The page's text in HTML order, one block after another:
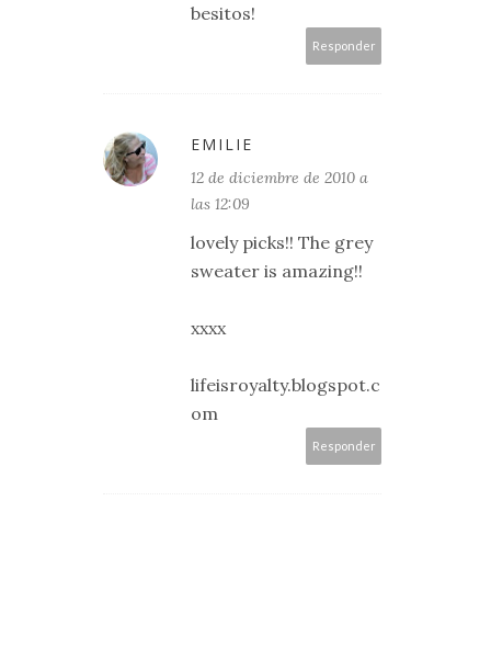
besitos!
Responder
EMILIE
12 de diciembre de 2010 a
las 12:09
lovely picks!! The grey
sweater is amazing!!
xxxx
lifeisroyalty.blogspot.c
om
Responder